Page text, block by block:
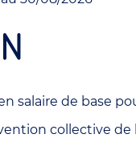
salaire de base
collective de